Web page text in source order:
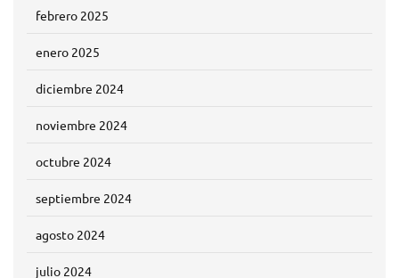
febrero 2025
enero 2025
diciembre 2024
noviembre 2024
octubre 2024
septiembre 2024
agosto 2024
julio 2024